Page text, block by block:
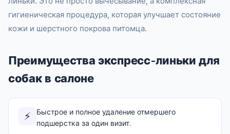
гигиеническая процедура, которая улучшает состояние
кожи и шерстного покрова питомца.
Преимущества экспресс-линьки для
собак в салоне
⚡
Быстрое и полное удаление отмершего
подшерстка за один визит.